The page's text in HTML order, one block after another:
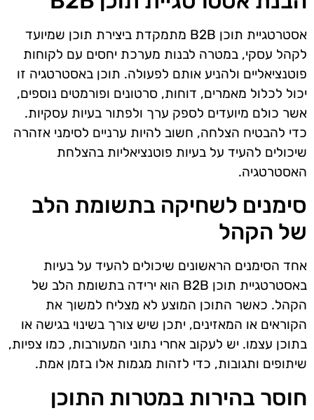
אסטרטגיית תוכן B2B מתמקדת ביצירת תוכן שמיועד
לקהל עסקי, במטרה לבנות מערכת יחסים עם לקוחות
פוטנציאליים ולהניע אותם לפעולה. תוכן באסטרטגיה זו
יכול לכלול מאמרים, דוחות, סרטונים ופורמטים נוספים,
אשר כולם מיועדים לספק ערך ולפתור בעיות עסקיות.
כדי להבטיח הצלחה, חשוב להיות ערניים לסימני אזהרה
שיכולים להעיד על בעיות פוטנציאליות בהצלחת
האסטרטגיה.
סימנים לשחיקה בתשומת הלב
של הקהל
אחד הסימנים הראשונים שיכולים להעיד על בעיות
באסטרטגיית תוכן B2B הוא ירידה בתשומת הלב של
הקהל. כאשר התוכן המוצע לא מצליח למשוך את
הקוראים או המאזינים, יתכן שיש צורך בשינוי בגישה או
בתוכן עצמו. יש לעקוב אחרי נתוני המעורבות, כמו צפיות,
שיתופים ותגובות, כדי לזהות מגמות אלו בזמן אמת.
חוסר בהירות במטרות התוכן